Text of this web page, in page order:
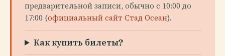
предварительной записи, обычно с 10:00 до
17:00 (официальный сайт Стад Осеан).
Как купить билеты?